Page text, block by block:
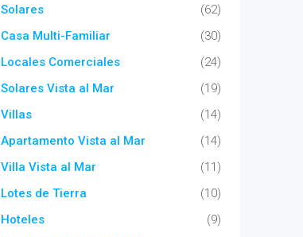
Solares
(62)
Casa Multi-Familiar
(30)
Locales Comerciales
(24)
Solares Vista al Mar
(19)
Villas
(14)
Apartamento Vista al Mar
(14)
Villa Vista al Mar
(11)
Lotes de Tierra
(10)
Hoteles
(9)